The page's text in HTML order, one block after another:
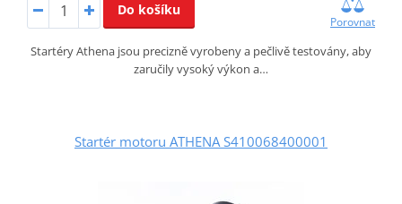
Do košíku
Porovnat
Startéry Athena jsou precizně vyrobeny a pečlivě testovány, aby
zaručily vysoký výkon a…
Startér motoru ATHENA S410068400001